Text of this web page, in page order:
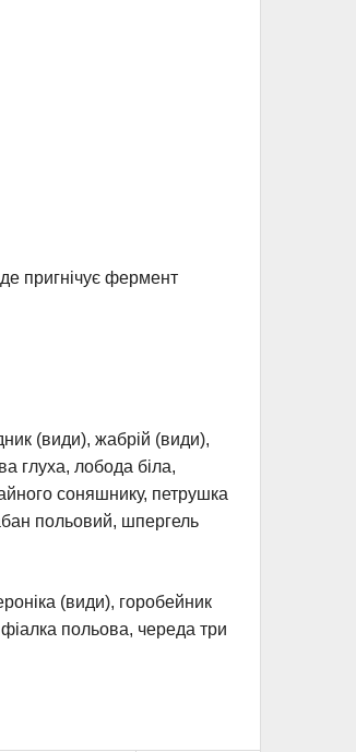
пригнічує фермент
(види), жабрій (види),
глуха, лобода біла,
соняшнику, петрушка
польовий, шпергель
(види), горобейник
польова, череда три